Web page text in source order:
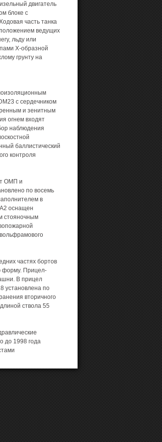
двигатель
блоке с
часть танка
ведущих
льду или
Х-образной
грунту на
с сердечником
и зенитным
огнем входят
наблюдения
баллистический
контроля
ОМП и
по восемь
в
оснащен
стояночным
частях бортов
форму. Прицел-
В прицел
установлена по
вторичного
ствола 55
до 1998 года